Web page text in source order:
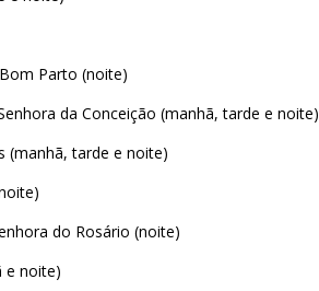
Parto (noite)
da Conceição (manhã, tarde e noite)
(manhã, tarde e noite)
do Rosário (noite)
e noite)